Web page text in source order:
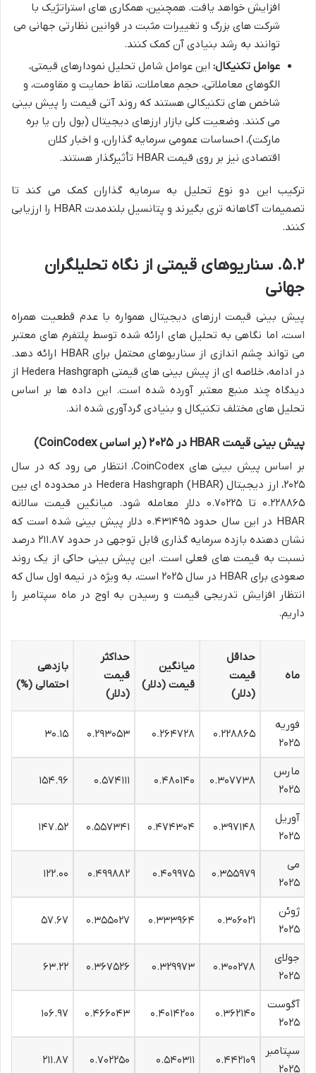
افزایش خواهد یافت. همچنین، همکاری های استراتژیک با
شرکت های بزرگ و تغییرات مثبت در قوانین نظارتی جهانی می
توانند به رشد بنیادی آن کمک کنند.
عوامل تکنیکال: این عوامل شامل تحلیل نمودارهای قیمتی،
الگوهای معاملاتی، حجم معاملات، نقاط حمایت و مقاومت، و
شاخص های تکنیکالی هستند که روند آتی قیمت را پیش بینی
می کنند. وضعیت کلی بازار ارزهای دیجیتال (بول ران یا بره
مارکت)، احساسات عمومی سرمایه گذاران، و اخبار کلان
اقتصادی نیز بر روی قیمت HBAR تأثیرگذار هستند.
ترکیب این دو نوع تحلیل به سرمایه گذاران کمک می کند تا
تصمیمات آگاهانه تری بگیرند و پتانسیل بلندمدت HBAR را ارزیابی
کنند.
۵.۲. سناریوهای قیمتی از نگاه تحلیلگران
جهانی
پیش بینی قیمت ارزهای دیجیتال همواره با عدم قطعیت همراه
است، اما نگاهی به تحلیل های ارائه شده توسط پلتفرم های معتبر
می تواند چشم اندازی از سناریوهای محتمل برای HBAR ارائه دهد.
در ادامه، خلاصه ای از پیش بینی های قیمتی Hedera Hashgraph از
دیدگاه چند منبع معتبر آورده شده است. این داده ها بر اساس
تحلیل های مختلف تکنیکال و بنیادی گردآوری شده اند.
پیش بینی قیمت HBAR در ۲۰۲۵ (بر اساس CoinCodex)
بر اساس پیش بینی های CoinCodex، انتظار می رود که در سال
۲۰۲۵، ارز دیجیتال Hedera Hashgraph (HBAR) در محدوده ای بین
۰.۲۲۸۸۶۵ تا ۰.۷۰۲۲۵ دلار معامله شود. میانگین قیمت سالانه
HBAR در این سال حدود ۰.۴۳۱۴۹۵ دلار پیش بینی شده است که
نشان دهنده بازده سرمایه گذاری قابل توجهی در حدود ۲۱۱.۸۷ درصد
نسبت به قیمت های فعلی است. این پیش بینی حاکی از یک روند
صعودی برای HBAR در سال ۲۰۲۵ است، به ویژه در نیمه اول سال که
انتظار افزایش تدریجی قیمت و رسیدن به اوج در ماه سپتامبر را
داریم.
ماه
حداقل
قیمت
(دلار)
میانگین
قیمت (دلار)
حداکثر
قیمت
(دلار)
بازدهی
احتمالی (%)
فوریه
۲۰۲۵
۰.۲۲۸۸۶۵ ۰.۲۶۴۷۲۸ ۰.۲۹۳۰۵۳ ۳۰.۱۵
مارس
۲۰۲۵
۰.۳۰۷۷۳۸ ۰.۴۸۰۱۴۰ ۰.۵۷۴۱۱۱ ۱۵۴.۹۶
آوریل
۲۰۲۵
۰.۳۹۷۱۴۸ ۰.۴۷۴۳۰۴ ۰.۵۵۷۳۴۱ ۱۴۷.۵۲
می
۲۰۲۵
۰.۳۵۵۹۷۹ ۰.۴۰۹۹۷۵ ۰.۴۹۹۸۸۲ ۱۲۲.۰۰
ژوئن
۲۰۲۵
۰.۳۰۶۰۲۱ ۰.۳۳۳۹۶۴ ۰.۳۵۵۰۲۷ ۵۷.۶۷
جولای
۲۰۲۵
۰.۳۰۰۲۷۸ ۰.۳۲۹۹۷۳ ۰.۳۶۷۵۲۶ ۶۳.۲۲
آگوست
۲۰۲۵
۰.۳۶۲۱۴۰ ۰.۴۰۱۴۲۰۰ ۰.۴۶۶۰۴۳ ۱۰۶.۹۷
سپتامبر
۲۰۲۵
۰.۴۴۲۱۰۹ ۰.۵۴۰۳۱۱ ۰.۷۰۲۲۵۰ ۲۱۱.۸۷